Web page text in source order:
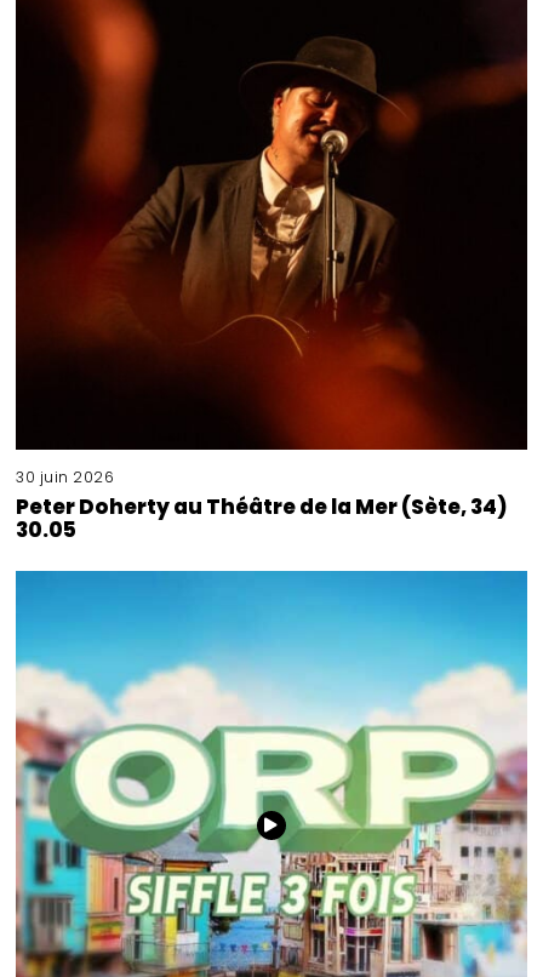
30 juin 2026
Peter Doherty au Théâtre de la Mer (Sète, 34)
30.05